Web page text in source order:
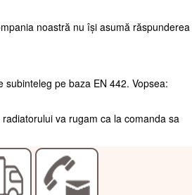
noastră nu își asumă răspunderea
pe baza EN 442. Vopsea:
va rugam ca la comanda sa